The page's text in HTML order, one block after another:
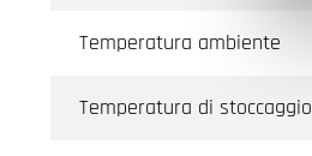
Temperatura ambiente
Temperatura di stoccaggio